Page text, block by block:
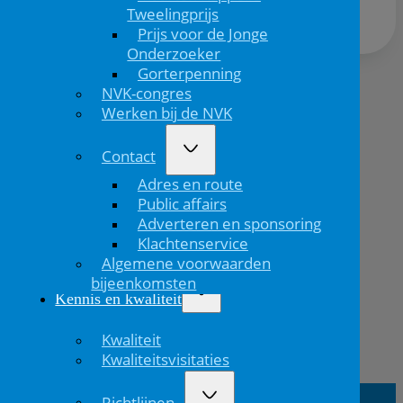
Tweelingprijs
Prijs voor de Jonge
Onderzoeker
Gorterpenning
NVK-congres
Werken bij de NVK
Contact
Adres en route
Public affairs
Adverteren en sponsoring
Klachtenservice
Algemene voorwaarden
bijeenkomsten
Kennis en kwaliteit
Kwaliteit
Kwaliteitsvisitaties